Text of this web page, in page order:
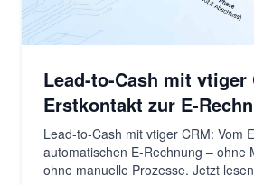
Lead-to-Cash mit vtiger
Erstkontakt zur E-
Lead-to-Cash mit vtiger CRM: Vom
automatischen E-Rechnung – ohne
ohne manuelle Prozesse. Jetzt